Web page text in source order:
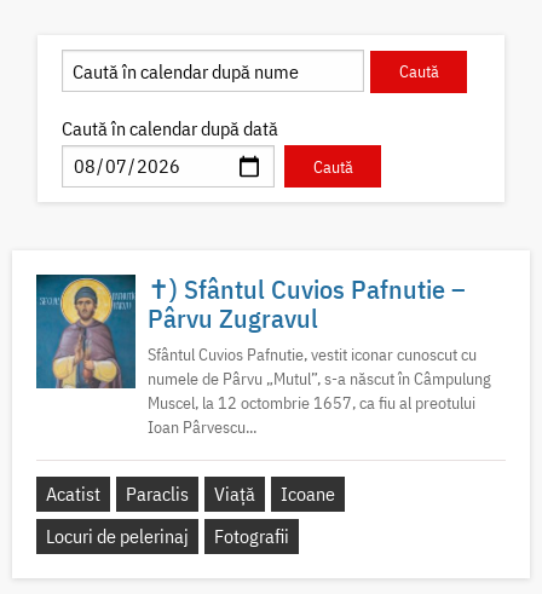
Caută în calendar după dată
✝) Sfântul Cuvios Pafnutie –
Pârvu Zugravul
Sfântul Cuvios Pafnutie, vestit iconar cunoscut cu
numele de Pârvu „Mutul”, s-a născut în Câmpulung
Muscel, la 12 octombrie 1657, ca fiu al preotului
Ioan Pârvescu...
Acatist Paraclis Viață
Icoane
Locuri de pelerinaj
Fotografii